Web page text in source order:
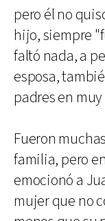
pero él no
hijo, siempre
faltó nada, a
esposa,
padres en
Fueron
familia, pero
emocionó a
mujer que no